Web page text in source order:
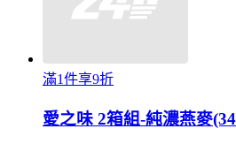
滿1件享9折
愛之味 2箱組-純濃燕麥